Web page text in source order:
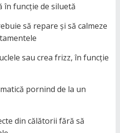
în funcție de siluetă
să repare și să calmeze
sau crea frizz, în funcție
pornind de la un
din călătorii fără să